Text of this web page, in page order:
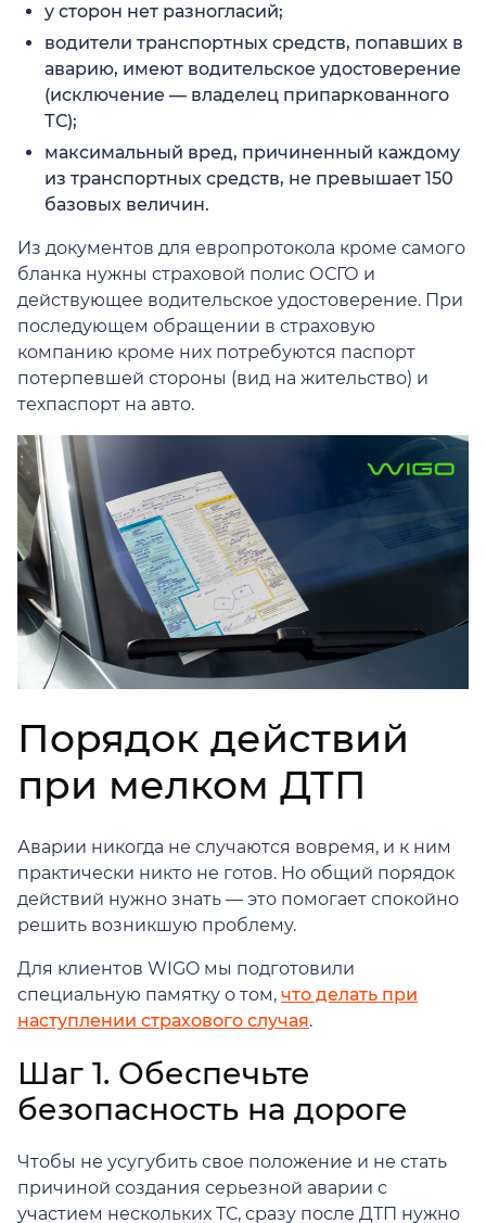
у сторон нет разногласий;
водители транспортных средств, попавших в
аварию, имеют водительское удостоверение
(исключение — владелец припаркованного
ТС);
максимальный вред, причиненный каждому
из транспортных средств, не превышает 150
базовых величин.
Из документов для европротокола кроме самого
бланка нужны страховой полис ОСГО и
действующее водительское удостоверение. При
последующем обращении в страховую
компанию кроме них потребуются паспорт
потерпевшей стороны (вид на жительство) и
техпаспорт на авто.
Порядок действий
при мелком ДТП
Аварии никогда не случаются вовремя, и к ним
практически никто не готов. Но общий порядок
действий нужно знать — это помогает спокойно
решить возникшую проблему.
Для клиентов WIGO мы подготовили
специальную памятку о том, что делать при
наступлении страхового случая.
Шаг 1. Обеспечьте
безопасность на дороге
Чтобы не усугубить свое положение и не стать
причиной создания серьезной аварии с
участием нескольких ТС, сразу после ДТП нужно